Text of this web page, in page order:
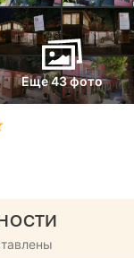
Еще 43 фото